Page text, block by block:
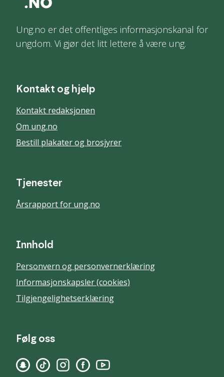
Ung.no er det offentliges informasjonskanal for
ungdom. Vi gjør det litt lettere å være ung.
Kontakt og hjelp
Kontakt redaksjonen
Om ung.no
Bestill plakater og brosjyrer
Tjenester
Årsrapport for ung.no
Innhold
Personvern og personvernerklæring
Informasjonskapsler (cookies)
Tilgjengelighetserklæring
Følg oss